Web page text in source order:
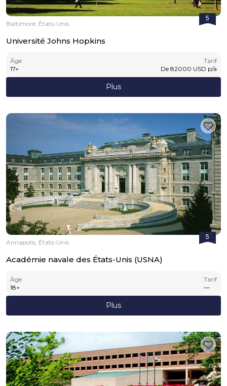
5
Baltimore, États-Unis
Université Johns Hopkins
Âge
17+
Tarif
De 82000 USD p/a
Plus
5
Annapolis, États-Unis
Académie navale des États-Unis (USNA)
Âge
18+
Tarif
—
Plus